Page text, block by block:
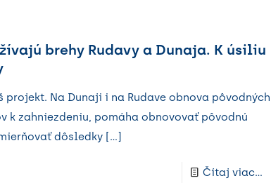
brehy Rudavy a Dunaja. K úsiliu
projekt. Na Dunaji i na Rudave obnova pôvodných
k zahniezdeniu, pomáha obnovovať pôvodnú
dôsledky[…]
Čítaj viac...